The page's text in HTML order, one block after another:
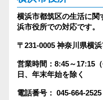
横浜市都筑区の生活に関
浜市役所での対応です。
〒231-0005神奈川県横浜
営業時間：8:45～17:15（
日、年末年始を除く
電話番号： 045-664-2525